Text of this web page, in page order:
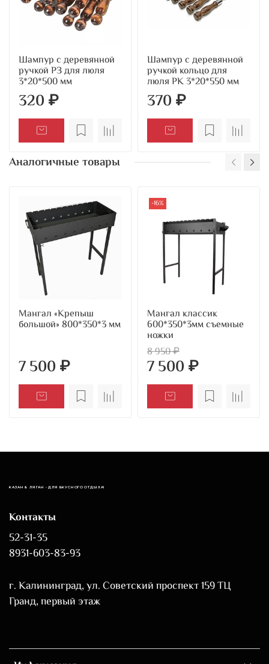
Шампур с деревянной
ручкой РЗ для люля
3*20*500 мм
320 ₽
Шампур с деревянной
ручкой кольцо для
люля РК 3*20*550 мм
370 ₽
Аналогичные товары
Мангал «Крепыш
большой» 800*350*3 мм
7 500 ₽
-16%
Мангал классик
600*350*3мм съемные
ножки
8 950 ₽
7 500 ₽
КАЗАН & ЛЯГАН - ДЛЯ ВКУСНОГО ОТДЫХА!
Контакты
52-31-35
8931-603-83-93
г. Калининград, ул. Советский проспект 159 ТЦ
Гранд, первый этаж